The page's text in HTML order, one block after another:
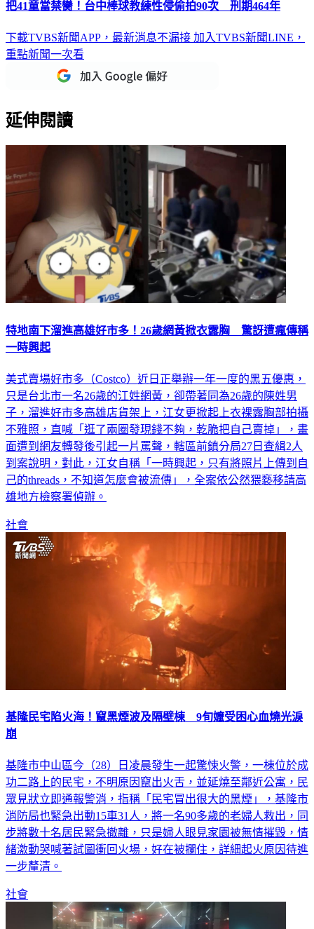
把41童當禁臠！台中棒球教練性侵偷拍90次 刑期464年
下載TVBS新聞APP，最新消息不漏接 加入TVBS新聞LINE，
重點新聞一次看
延伸閱讀
特地南下溜進高雄好市多！26歲網黃掀衣露胸 驚訝遭瘋傳稱
一時興起
美式賣場好市多（Costco）近日正舉辦一年一度的黑五優惠，
只是台北市一名26歲的江姓網黃，卻帶著同為26歲的陳姓男
子，溜進好市多高雄店貨架上，江女更掀起上衣裸露胸部拍攝
不雅照，直喊「逛了兩圈發現錢不夠，乾脆把自己賣掉」，畫
面遭到網友轉發後引起一片罵聲，轄區前鎮分局27日查緝2人
到案說明，對此，江女自稱「一時興起，只有將照片上傳到自
己的threads，不知道怎麼會被流傳」，全案依公然猥褻移請高
雄地方檢察署偵辦。
社會
基隆民宅陷火海！竄黑煙波及隔壁棟 9旬嬤受困心血燒光淚
崩
基隆市中山區今（28）日凌晨發生一起驚悚火警，一棟位於成
功二路上的民宅，不明原因竄出火舌，並延燒至鄰近公寓，民
眾見狀立即通報警消，指稱「民宅冒出很大的黑煙」，基隆市
消防局也緊急出動15車31人，將一名90多歲的老婦人救出，同
步將數十名居民緊急撤離，只是婦人眼見家園被無情摧毀，情
緒激動哭喊著試圖衝回火場，好在被攔住，詳細起火原因待進
一步釐清。
社會